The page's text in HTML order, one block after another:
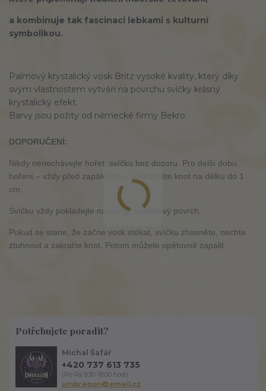
a kombinuje tak fascinaci lebkami s kulturní
symbolikou.
Palmový krystalický vosk Britz vysoké kvality, který díky
svým vlastnostem vytváří na povrchu svíčky krásný
krystalický efekt.
Barvy jsou požity od německé firmy Bekro.
DOPORUČENÍ:
Nikdy nenechávejte hořet svíčku bez dozoru. Pro delší dobu
hoření – vždy před zapálením – zastřihněte knot na délku do 1
cm.
Svíčku vždy pokládejte na rovný, nehořlavý povrch.
Pokud se stane, že začne vosk stékat, svíčku zhasněte, nechte
ztuhnout a zakraťte knot. Potom můžete opětovně zapálit.
Potřebujete poradit?
Michal Šafář
+420 737 613 735
(Po-Pá 9:30-18:00 hod.)
umbragon@email.cz